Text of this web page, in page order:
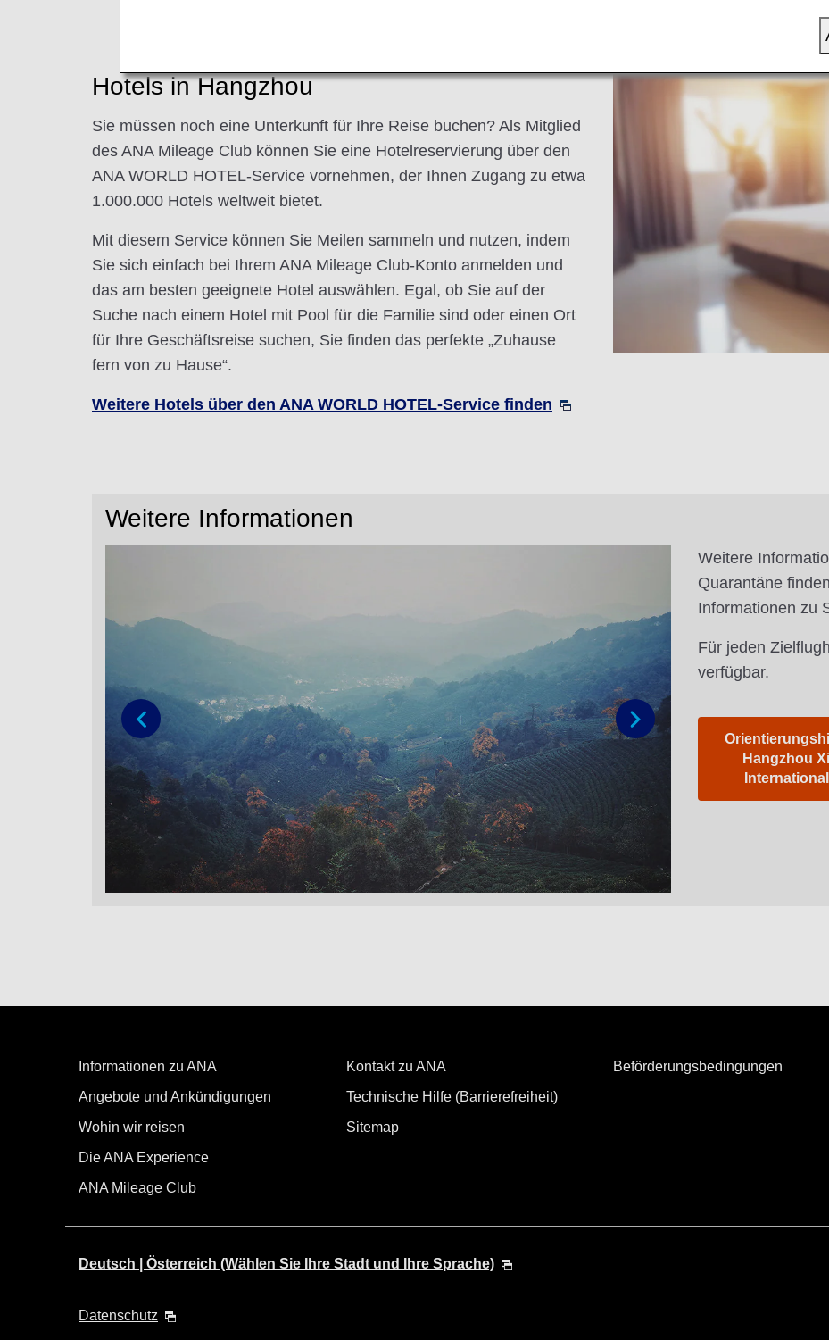
Hotels in Hangzhou
Sie müssen noch eine Unterkunft für Ihre Reise buchen? Als Mitglied
des ANA Mileage Club können Sie eine Hotelreservierung über den
ANA WORLD HOTEL-Service vornehmen, der Ihnen Zugang zu etwa
1.000.000 Hotels weltweit bietet.
Mit diesem Service können Sie Meilen sammeln und nutzen, indem
Sie sich einfach bei Ihrem ANA Mileage Club-Konto anmelden und
das am besten geeignete Hotel auswählen. Egal, ob Sie auf der
Suche nach einem Hotel mit Pool für die Familie sind oder einen Ort
für Ihre Geschäftsreise suchen, Sie finden das perfekte „Zuhause
fern von zu Hause“.
Weitere Hotels über den ANA WORLD HOTEL-Service finden
Weitere Informationen
Vorige
Weitere
Quarantäne
Informationen zu
Für jeden
verfügbar.
Hangzhou
Informationen zu ANA
Angebote und Ankündigungen
Wohin wir reisen
Die ANA Experience
ANA Mileage Club
Kontakt zu ANA
Technische Hilfe (Barrierefreiheit)
Sitemap
Beförderungsbedingungen
Deutsch | Österreich (Wählen Sie Ihre Stadt und Ihre Sprache)
Datenschutz